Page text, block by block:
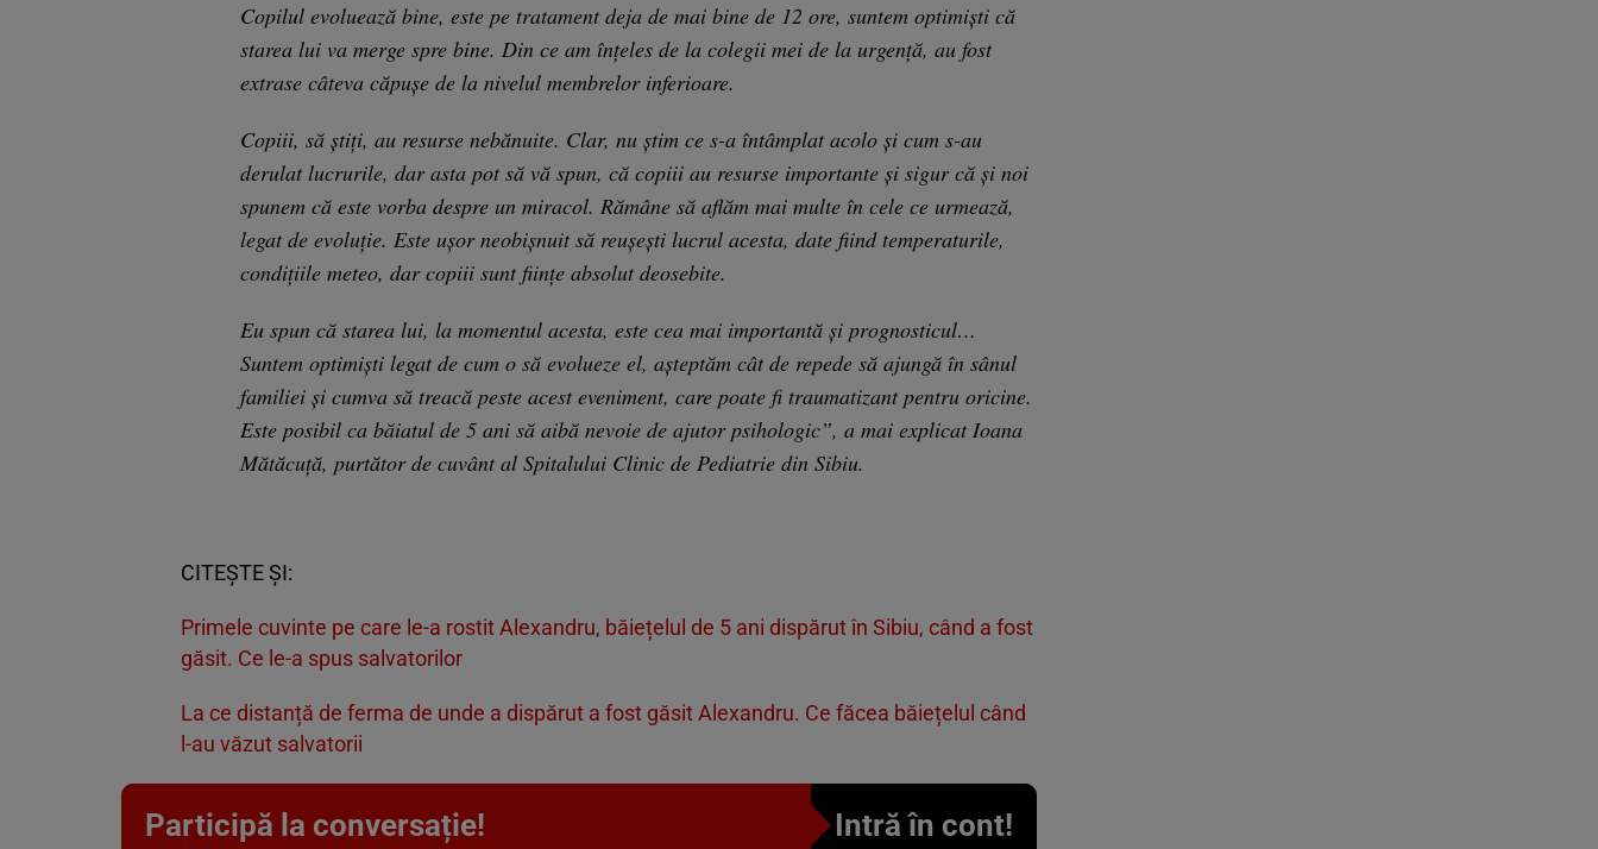
Copilul evoluează bine, este pe tratament deja de mai bine de 12 ore, suntem optimişti că
starea lui va merge spre bine. Din ce am înţeles de la colegii mei de la urgenţă, au fost
extrase câteva căpuşe de la nivelul membrelor inferioare.
Copiii, să ştiţi, au resurse nebănuite. Clar, nu ştim ce s-a întâmplat acolo şi cum s-au
derulat lucrurile, dar asta pot să vă spun, că copiii au resurse importante şi sigur că şi noi
spunem că este vorba despre un miracol. Rămâne să aflăm mai multe în cele ce urmează,
legat de evoluţie. Este uşor neobişnuit să reuşeşti lucrul acesta, date fiind temperaturile,
condiţiile meteo, dar copiii sunt fiinţe absolut deosebite.
Eu spun că starea lui, la momentul acesta, este cea mai importantă şi prognosticul…
Suntem optimişti legat de cum o să evolueze el, aşteptăm cât de repede să ajungă în sânul
familiei şi cumva să treacă peste acest eveniment, care poate fi traumatizant pentru oricine.
Este posibil ca băiatul de 5 ani să aibă nevoie de ajutor psihologic”, a mai explicat Ioana
Mătăcuţă, purtător de cuvânt al Spitalului Clinic de Pediatrie din Sibiu.
CITEȘTE ȘI:
Primele cuvinte pe care le-a rostit Alexandru, băiețelul de 5 ani dispărut în Sibiu, când a fost
găsit. Ce le-a spus salvatorilor
La ce distanță de ferma de unde a dispărut a fost găsit Alexandru. Ce făcea băiețelul când
l-au văzut salvatorii
Participă la conversație! Intră în cont!